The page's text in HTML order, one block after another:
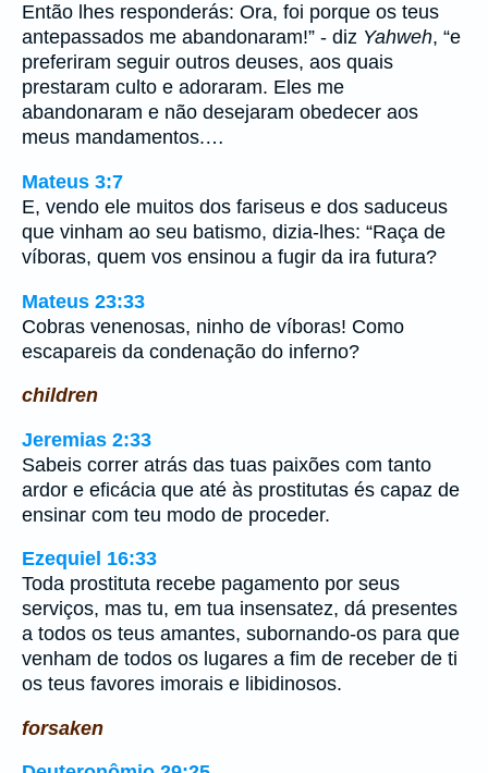
Então lhes responderás: Ora, foi porque os teus
antepassados me abandonaram!” - diz Yahweh, “e
preferiram seguir outros deuses, aos quais
prestaram culto e adoraram. Eles me
abandonaram e não desejaram obedecer aos
meus mandamentos.…
Mateus 3:7
E, vendo ele muitos dos fariseus e dos saduceus
que vinham ao seu batismo, dizia-lhes: “Raça de
víboras, quem vos ensinou a fugir da ira futura?
Mateus 23:33
Cobras venenosas, ninho de víboras! Como
escapareis da condenação do inferno?
children
Jeremias 2:33
Sabeis correr atrás das tuas paixões com tanto
ardor e eficácia que até às prostitutas és capaz de
ensinar com teu modo de proceder.
Ezequiel 16:33
Toda prostituta recebe pagamento por seus
serviços, mas tu, em tua insensatez, dá presentes
a todos os teus amantes, subornando-os para que
venham de todos os lugares a fim de receber de ti
os teus favores imorais e libidinosos.
forsaken